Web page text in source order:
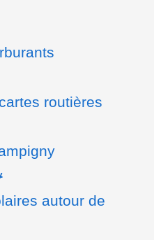
routières
autour de